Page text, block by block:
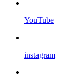
YouTube
instagram